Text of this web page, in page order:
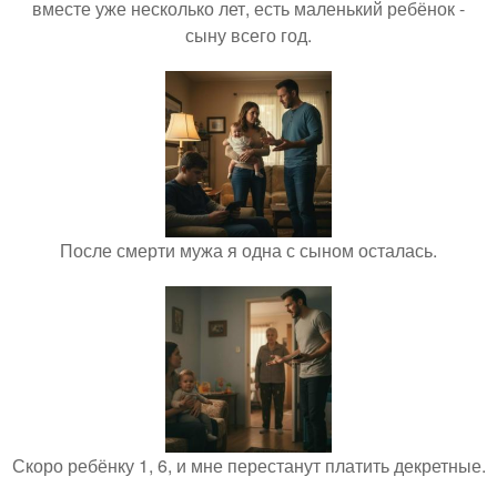
вместе уже несколько лет, есть маленький ребёнок -
сыну всего год.
После смерти мужа я одна с сыном осталась.
Скоро ребёнку 1, 6, и мне перестанут платить декретные.